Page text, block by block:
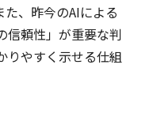
、昨今のAIによる
信頼性」が重要な判
りやすく示せる仕組